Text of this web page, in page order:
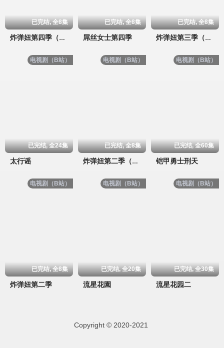
已完结, 全8集
炸弹妞第四季（屌丝女士4）
已完结, 全8集
屌丝女士第四季
已完结, 全8集
炸弹妞第三季（屌丝女士3）
电视剧（B站）
已完结, 全24集
太行谣
电视剧（B站）
已完结, 全8集
炸弹妞第二季（屌丝女士2）
电视剧（B站）
已完结, 全60集
铠甲勇士刑天
电视剧（B站）
已完结, 全8集
炸弹妞第二季
电视剧（B站）
已完结, 全20集
流星花園
电视剧（B站）
已完结, 全30集
流星花园二
Copyright © 2020-2021